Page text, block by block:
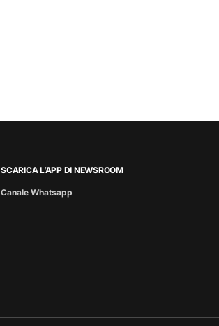
SCARICA L’APP DI NEWSROOM
Canale Whatsapp